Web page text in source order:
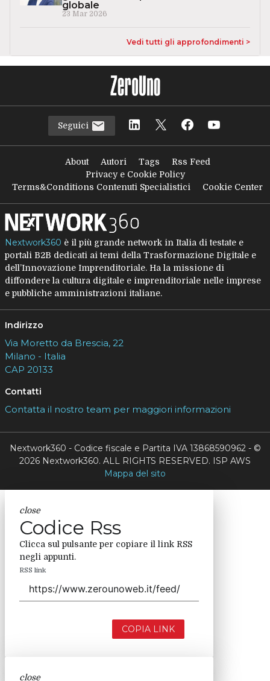
globale
23 Mar 2026
Vedi tutti gli approfondimenti >
Seguici
About Autori Tags
Rss Feed
Privacy e Cookie Policy
Terms&Conditions Contenuti Specialistici
Cookie Center
Nextwork360 è il più grande network in Italia di testate e
portali B2B dedicati ai temi della Trasformazione Digitale e
dell’Innovazione Imprenditoriale. Ha la missione di
diffondere la cultura digitale e imprenditoriale nelle imprese
e pubbliche amministrazioni italiane.
Indirizzo
Via Moretto da Brescia, 22
Milano - Italia
CAP 20133
Contatti
Contatta il nostro team per maggiori informazioni
Nextwork360 - Codice fiscale e Partita IVA 13868590962 - ©
2026 Nextwork360. ALL RIGHTS RESERVED. ISP AWS
Mappa del sito
close
Codice Rss
Clicca sul pulsante per copiare il link RSS
negli appunti.
RSS link
COPIA LINK
close